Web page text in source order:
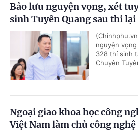
Bảo lưu nguyện vọng, xét
sinh Tuyên Quang sau thi lại
nguyện
328 thí sinh
Chuyên
Ngoại giao khoa học công
Việt Nam làm chủ công